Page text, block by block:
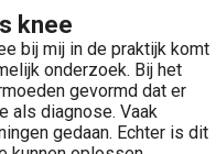
knee
bij mij in de praktijk komt
onderzoek. Bij het
gevormd dat er
als diagnose. Vaak
gedaan. Echter is dit